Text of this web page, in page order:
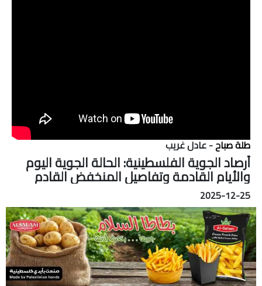
طلة صباح- عادل غريب
أرصاد الجوية الفلسطينية: الحالة الجوية اليوم
والأيام القادمة وتفاصيل المنخفض القادم
2025-12-25